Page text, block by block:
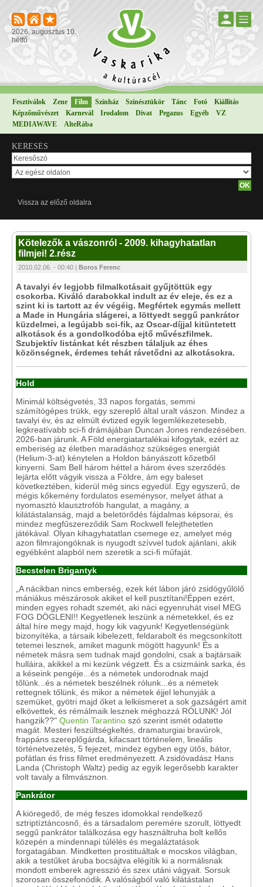
2026. augusztus 10.
hétfő
Fesztiválok Zene Film Színház Színésztükör Tánc Fotó
Kiállítás
Képzőművészet
Karnevál Irodalom Divat Pegazus Egyéb
VZ
MEDIAWAVE
AlteRába
KERESÉS
Vissza az előző oldalra
Kötelezők a vászonról - 2009. kihagyhatatlan
filmjei! 2.rész
2010.02.06. - 00:40 | Boros Ferenc
A tavalyi év legjobb filmalkotásait gyűjtöttük egy
csokorba. Kiváló darabokkal indult az év eleje, és ez a
szint ki is tartott az év végéig. Megfértek egymás mellett
a Made in Hungária slágerei, a löttyedt seggű pankrátor
küzdelmei, a legújabb sci-fik, az Oscar-díjjal kitüntetett
alkotások és a gondolkodóba ejtő művészfilmek.
Szubjektív listánkat két részben tálaljuk az éhes
közönségnek, érdemes tehát rávetődni az alkotásokra.
Hold
Minimál költségvetés, 33 napos forgatás, semmi
számítógépes trükk, egy szereplő által uralt vászon. Mindez a
tavalyi év, és az elmúlt évtized egyik legemlékezetesebb,
legkreatívabb sci-fi drámájában Duncan Jones rendezésében.
2026-ban járunk. A Föld energiatartalékai kifogytak, ezért az
emberiség az életben maradáshoz szükséges energiát
(Helium-3-at) kénytelen a Holdon bányászott kőzetből
kinyerni. Sam Bell három héttel a három éves szerződés
lejárta előtt vágyik vissza a Földre, ám egy baleset
következtében, kiderül még sincs egyedül. Egy egyszerű, de
mégis kőkemény fordulatos eseménysor, melyet áthat a
nyomasztó klausztrofób hangulat, a magány, a
kilátástalanság, majd a beletörődés fájdalmas képsorai, és
mindez megfűszereződik Sam Rockwell felejthetetlen
játékával. Olyan kihagyhatatlan csemege ez, amelyet még
azon filmrajongóknak is nyugodt szívvel tudok ajánlani, akik
egyébként alapból nem szeretik a sci-fi műfaját.
Becstelen Brigantyk
„A nácikban nincs emberség, ezek két lábon járó zsidógyűlölő
mániákus mészárosok akiket el kell pusztítani!Éppen ezért,
minden egyes rohadt szemét, aki náci egyenruhát visel MEG
FOG DÖGLENI!! Kegyetlenek leszünk a németekkel, és ez
által híre megy majd, hogy kik vagyunk! Kegyetlenségünk
bizonyítéka, a társaik kibelezett, feldarabolt és megcsonkított
tetemei lesznek, amiket magunk mögött hagyunk! És a
németek másra sem tudnak majd gondolni, csak a bajtársaik
hulláira, akikkel a mi kezünk végzett. És a csizmáink sarka, és
a késeink pengéje...és a németek undorodnak majd
tőlünk...és a németek beszélnek rólunk...és a németek
rettegnek tőlünk, és mikor a németek éjjel lehunyják a
szemüket, gyötri majd őket a lelkiismeret a sok gazságért amit
elkövettek, és rémálmaik lesznek méghozzá RÓLUNK! Jól
hangzik??" Quentin Tarantino szó szerint ismét odatette
magát. Mesteri feszültségkeltés, dramaturgiai bravúrok,
frappáns szereplőgárda, kifacsart történelem, lineális
történetvezetés, 5 fejezet, mindez egyben egy ütős, bátor,
pofátlan és friss filmet eredményezett. A zsidóvadász Hans
Landa (Christoph Waltz) pedig az egyik legerősebb karakter
volt tavaly a filmvásznon.
Pankrátor
A kiöregedő, de még feszes idomokkal rendelkező
sztriptíztáncosnő, és a társadalom peremére szorult, löttyedt
seggű pankrátor találkozása egy használtruha bolt kellős
közepén a mindennapi túlélés és megaláztatások
forgatagában. Mindketten prostituáltak e mocskos világban,
akik a testűket áruba bocsájtva elégítik ki a normálisnak
mondott emberek agresszió és szex utáni vágyait. Sorsuk
szorosan összefonódik. A valóságból való kilátástalan